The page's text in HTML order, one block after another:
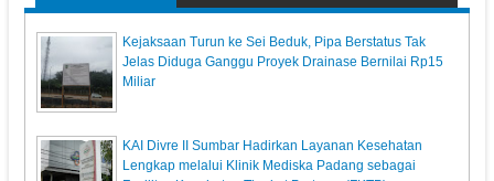
Kejaksaan Turun ke Sei Beduk, Pipa Berstatus Tak
Jelas Diduga Ganggu Proyek Drainase Bernilai Rp15
Miliar
KAI Divre II Sumbar Hadirkan Layanan Kesehatan
Lengkap melalui Klinik Mediska Padang sebagai